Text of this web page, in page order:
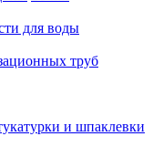
для воды
труб
и шпаклевки